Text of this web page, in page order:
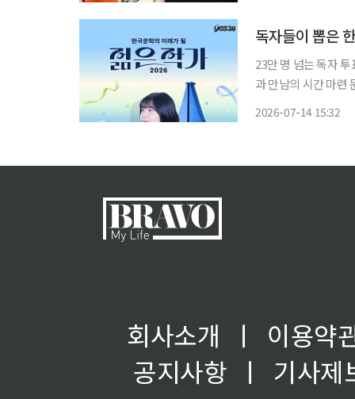
독자들이 뽑은
23만 명 넘는 독자
과 만남의 시간 마련 문화콘텐츠 플랫폼 예스24가 실시한 차세대 한국문학 주역을 뽑는 투표
2026-07-14 15:32
회사소개 ㅣ
이용약
공지사항
ㅣ
기사제